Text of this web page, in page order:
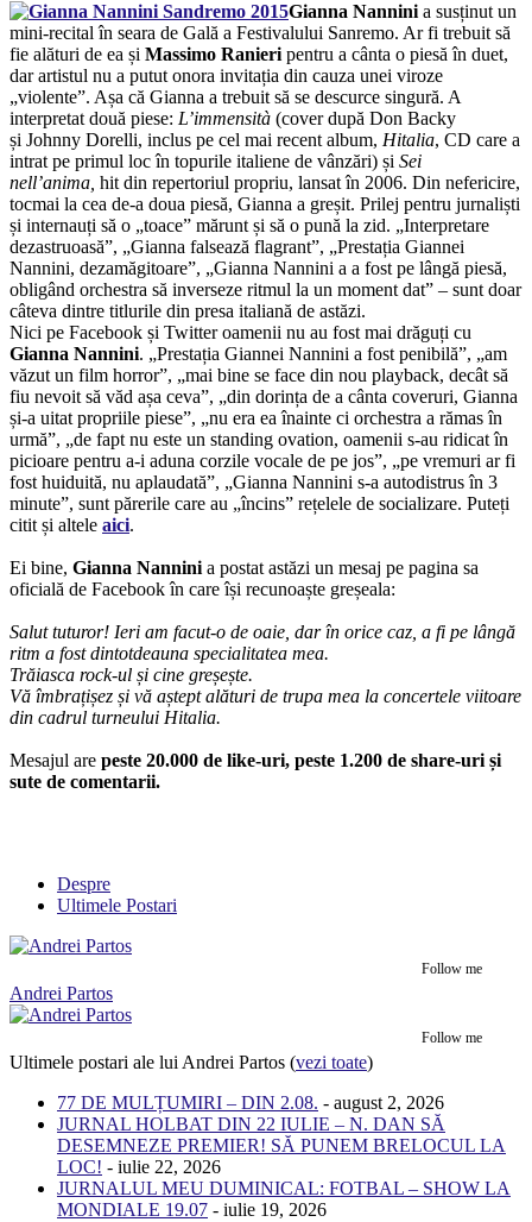
Gianna Nannini a susținut un
mini-recital în seara de Gală a Festivalului Sanremo. Ar fi trebuit să
fie alături de ea și Massimo Ranieri pentru a cânta o piesă în duet,
dar artistul nu a putut onora invitația din cauza unei viroze
„violente”. Așa că Gianna a trebuit să se descurce singură. A
interpretat două piese: L’immensità (cover după Don Backy
și Johnny Dorelli, inclus pe cel mai recent album, Hitalia, CD care a
intrat pe primul loc în topurile italiene de vânzări) și Sei
nell’anima, hit din repertoriul propriu, lansat în 2006. Din nefericire,
tocmai la cea de-a doua piesă, Gianna a greșit. Prilej pentru jurnaliști
și internauți să o „toace” mărunt și să o pună la zid. „Interpretare
dezastruoasă”, „Gianna falsează flagrant”, „Prestația Giannei
Nannini, dezamăgitoare”, „Gianna Nannini a a fost pe lângă piesă,
obligând orchestra să inverseze ritmul la un moment dat” – sunt doar
câteva dintre titlurile din presa italiană de astăzi.
Nici pe Facebook și Twitter oamenii nu au fost mai drăguți cu
Gianna Nannini. „Prestația Giannei Nannini a fost penibilă”, „am
văzut un film horror”, „mai bine se face din nou playback, decât să
fiu nevoit să văd așa ceva”, „din dorința de a cânta coveruri, Gianna
și-a uitat propriile piese”, „nu era ea înainte ci orchestra a rămas în
urmă”, „de fapt nu este un standing ovation, oamenii s-au ridicat în
picioare pentru a-i aduna corzile vocale de pe jos”, „pe vremuri ar fi
fost huiduită, nu aplaudată”, „Gianna Nannini s-a autodistrus în 3
minute”, sunt părerile care au „încins” rețelele de socializare. Puteți
citit și altele aici.
Ei bine, Gianna Nannini a postat astăzi un mesaj pe pagina sa
oficială de Facebook în care își recunoaște greșeala:
Salut tuturor! Ieri am facut-o de oaie, dar în orice caz, a fi pe lângă
ritm a fost dintotdeauna specialitatea mea.
Trăiasca rock-ul și cine greșește.
Vă îmbrațișez și vă aștept alături de trupa mea la concertele viitoare
din cadrul turneului Hitalia.
Mesajul are peste 20.000 de like-uri, peste 1.200 de share-uri și
sute de comentarii.
Despre
Ultimele Postari
Follow me
Andrei Partos
Follow me
Ultimele postari ale lui Andrei Partos (vezi toate)
77 DE MULȚUMIRI – DIN 2.08. - august 2, 2026
JURNAL HOLBAT DIN 22 IULIE – N. DAN SĂ
DESEMNEZE PREMIER! SĂ PUNEM BRELOCUL LA
LOC! - iulie 22, 2026
JURNALUL MEU DUMINICAL: FOTBAL – SHOW LA
MONDIALE 19.07 - iulie 19, 2026